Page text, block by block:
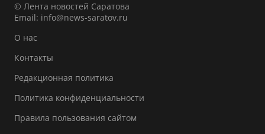
© Лента новостей Саратова
Email: info@news-saratov.ru
О нас
Контакты
Редакционная политика
Политика конфиденциальности
Правила пользования сайтом